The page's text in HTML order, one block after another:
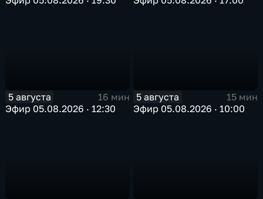
5 августа
16 мин
Эфир 05.08.2026 · 12:30
5 августа
15 мин
Эфир 05.08.2026 · 10:00